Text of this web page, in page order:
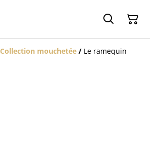
Collection mouchetée / Le ramequin